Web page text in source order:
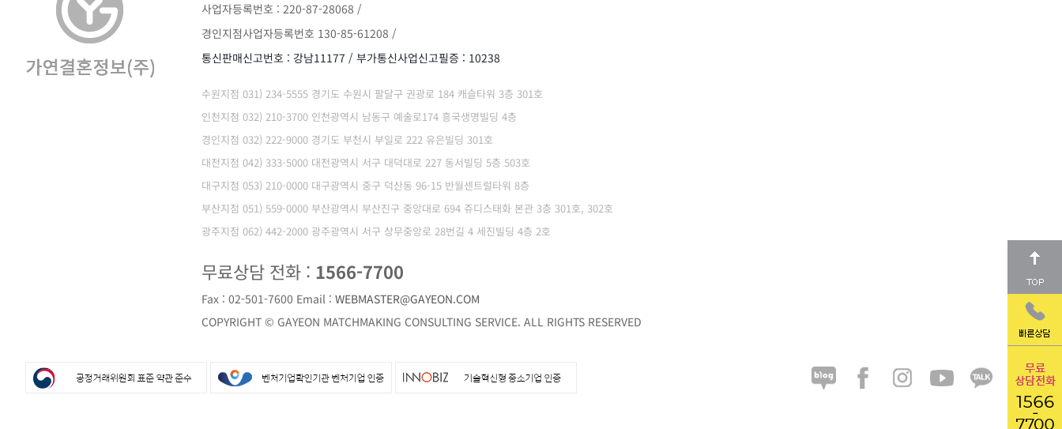
사업자등록번호 : 220-87-28068 /
경인지점사업자등록번호 130-85-61208 /
통신판매신고번호 : 강남11177 / 부가통신사업신고필증 : 10238
수원지점 031) 234-5555 경기도 수원시 팔달구 권광로 184 캐슬타워 3층 301호
인천지점 032) 210-3700 인천광역시 남동구 예술로174 흥국생명빌딩 4층
경인지점 032) 222-9000 경기도 부천시 부일로 222 유은빌딩 301호
대전지점 042) 333-5000 대전광역시 서구 대덕대로 227 동서빌딩 5층 503호
대구지점 053) 210-0000 대구광역시 중구 덕산동 96-15 반월센트럴타워 8층
부산지점 051) 559-0000 부산광역시 부산진구 중앙대로 694 쥬디스태화 본관 3층 301호, 302호
광주지점 062) 442-2000 광주광역시 서구 상무중앙로 28번길 4 세진빌딩 4층 2호
무료상담 전화 : 1566-7700
Fax : 02-501-7600 Email : WEBMASTER@GAYEON.COM
COPYRIGHT © GAYEON MATCHMAKING CONSULTING SERVICE. ALL RIGHTS RESERVED